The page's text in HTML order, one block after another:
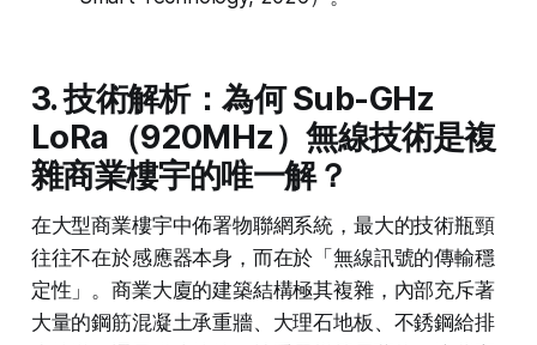
3. 技術解析：為何 Sub-GHz
LoRa（920MHz）無線技術是複
雜商業樓宇的唯一解？
在大型商業樓宇中佈署物聯網系統，最大的技術瓶頸
往往不在於感應器本身，而在於「無線訊號的傳輸穩
定性」。商業大廈的建築結構極其複雜，內部充斥著
大量的鋼筋混凝土承重牆、大理石地板、不銹鋼給排